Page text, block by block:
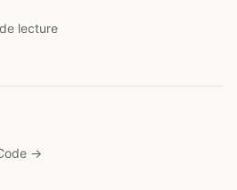
lecture
→